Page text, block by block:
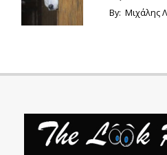
By: Μιχάλης